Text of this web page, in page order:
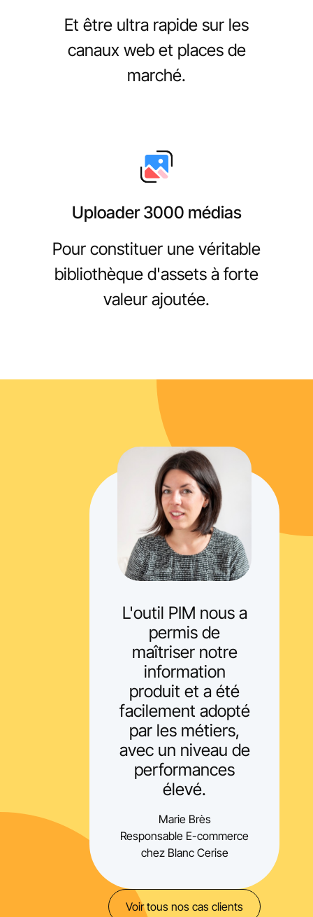
Et être ultra rapide sur les
canaux web et places de
marché.
Uploader 3000 médias
Pour constituer une véritable
bibliothèque d'assets à forte
valeur ajoutée.
L'outil PIM nous a
permis de
maîtriser notre
information
produit et a été
facilement adopté
par les métiers,
avec un niveau de
performances
élevé.
Marie Brès
Responsable E-commerce
chez Blanc Cerise
Voir tous nos cas clients